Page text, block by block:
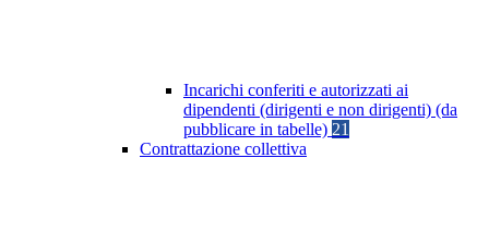
Incarichi conferiti e autorizzati ai
dipendenti (dirigenti e non dirigenti) (da
pubblicare in tabelle) 21
Contrattazione collettiva